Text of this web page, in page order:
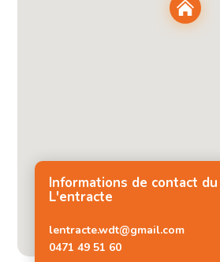
Informations de contact du
L'entracte
lentracte.wdt@gmail.com
0471 49 51 60